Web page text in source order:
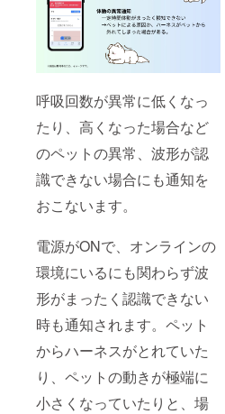
呼吸回数が異常に低くなっ
たり、高くなった場合など
のペットの異常、波形が認
識できない場合にも通知を
おこないます。
電源がONで、オンラインの
環境にいるにも関わらず波
形がまったく認識できない
時も通知されます。ペット
からハーネスがとれていた
り、ペットの動きが極端に
小さくなっていたりと、場